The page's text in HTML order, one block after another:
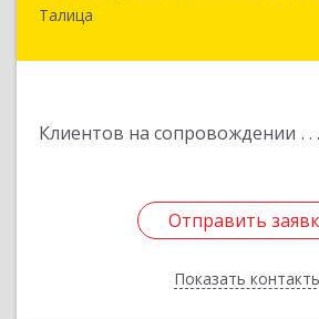
Талица
Клиентов на сопровождении
Отправить
Показать
623640, Свердловская обл,
Отправить
Назад